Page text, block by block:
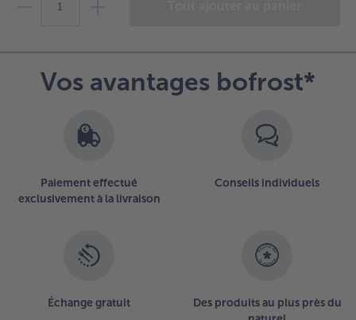
Vos avantages bofrost*
Paiement effectué
exclusivement à la livraison
Conseils individuels
Échange gratuit
Des produits au plus près du